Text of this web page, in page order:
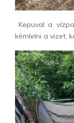
Kepuval a
kémlelni a vizet,